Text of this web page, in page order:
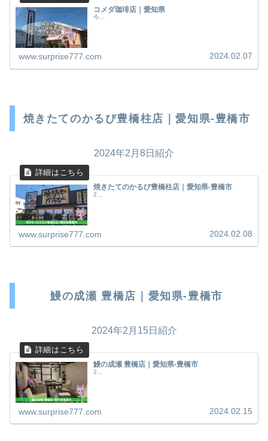
コメダ珈琲店｜愛知県
今...
www.surprise777.com 2024.02.07
焼きたてのかるび豊橋柱店｜愛知県-豊橋市
2024年2月8日紹介
焼きたてのかるび豊橋柱店｜愛知県-豊橋市
2...
www.surprise777.com 2024.02.08
鰻の成瀬 豊橋店｜愛知県-豊橋市
2024年2月15日紹介
鰻の成瀬 豊橋店｜愛知県-豊橋市
2...
www.surprise777.com 2024.02.15